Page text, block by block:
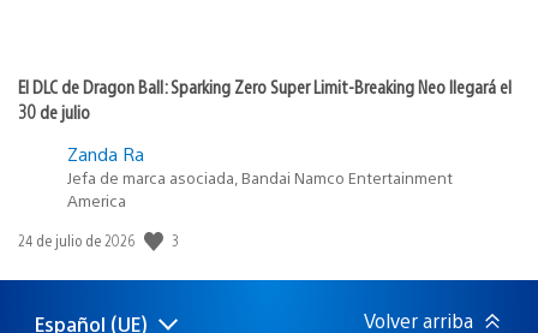
El DLC de Dragon Ball: Sparking Zero Super Limit-Breaking Neo llegará el
30 de julio
Zanda Ra
Jefa de marca asociada, Bandai Namco Entertainment
America
Fecha
publicación:
24 de julio de 2026 3
Español (UE) Volver arriba